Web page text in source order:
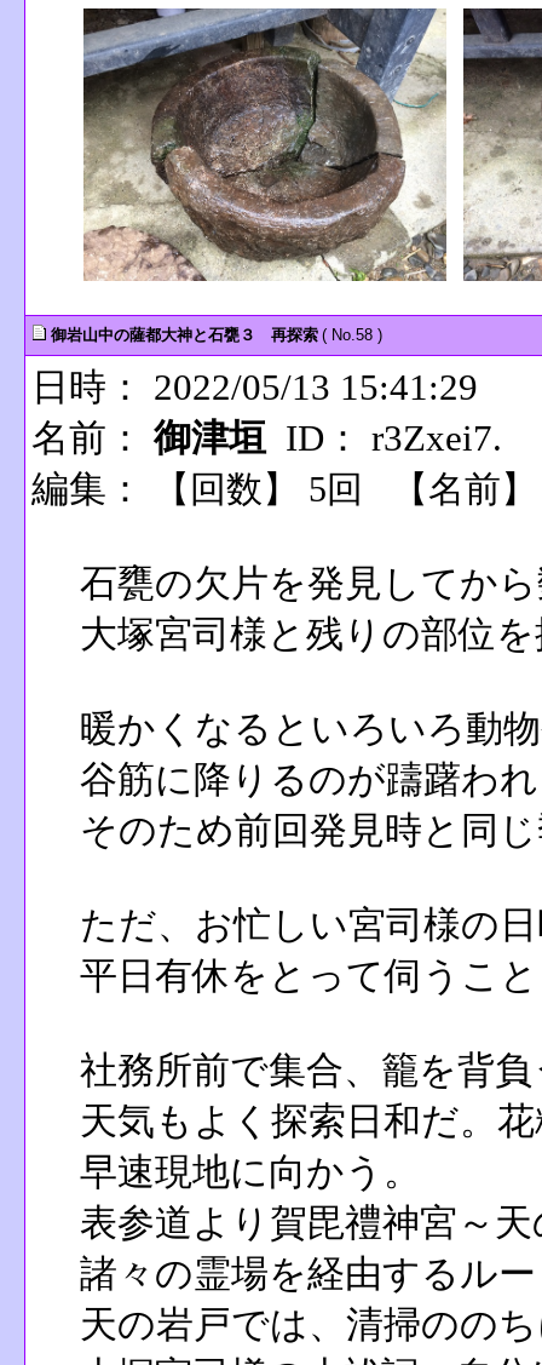
御岩山中の薩都大神と石甕３ 再探索 ( No.58 )
日時： 2022/05/13 15:41:29
名前： 御津垣ID： r3Zxei7.
編集：
【回数】 5回 【名前
石甕の欠片を発見してか
大塚宮司様と残りの部位
暖かくなるといろいろ動
谷筋に降りるのが躊躇わ
そのため前回発見時と同
ただ、お忙しい宮司様の
平日有休をとって伺うこ
社務所前で集合、籠を背
天気もよく探索日和だ。
早速現地に向かう。
表参道より賀毘禮神宮～
諸々の霊場を経由するル
天の岩戸では、清掃のの